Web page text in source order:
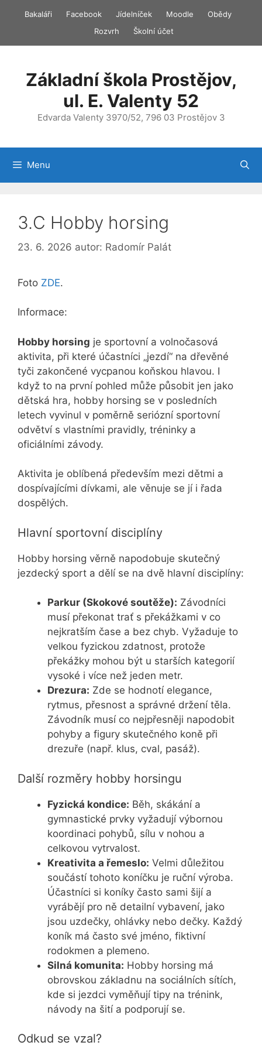
Bakaláři Facebook Jídelníček Moodle
Obědy
Rozvrh
Školní účet
Základní škola Prostějov,
ul. E. Valenty 52
Edvarda Valenty 3970/52, 796 03 Prostějov 3
Menu
3.C Hobby horsing
23. 6. 2026 autor: Radomír Palát
Foto ZDE.
Informace:
Hobby horsing je sportovní a volnočasová
aktivita, při které účastníci „jezdí“ na dřevěné
tyči zakončené vycpanou koňskou hlavou. I
když to na první pohled může působit jen jako
dětská hra, hobby horsing se v posledních
letech vyvinul v poměrně seriózní sportovní
odvětví s vlastními pravidly, tréninky a
oficiálními závody.
Aktivita je oblíbená především mezi dětmi a
dospívajícími dívkami, ale věnuje se jí i řada
dospělých.
Hlavní sportovní disciplíny
Hobby horsing věrně napodobuje skutečný
jezdecký sport a dělí se na dvě hlavní disciplíny:
Parkur (Skokové soutěže): Závodníci
musí překonat trať s překážkami v co
nejkratším čase a bez chyb. Vyžaduje to
velkou fyzickou zdatnost, protože
překážky mohou být u starších kategorií
vysoké i více než jeden metr.
Drezura: Zde se hodnotí elegance,
rytmus, přesnost a správné držení těla.
Závodník musí co nejpřesněji napodobit
pohyby a figury skutečného koně při
drezuře (např. klus, cval, pasáž).
Další rozměry hobby horsingu
Fyzická kondice: Běh, skákání a
gymnastické prvky vyžadují výbornou
koordinaci pohybů, sílu v nohou a
celkovou vytrvalost.
Kreativita a řemeslo: Velmi důležitou
součástí tohoto koníčku je ruční výroba.
Účastníci si koníky často sami šijí a
vyrábějí pro ně detailní vybavení, jako
jsou uzdečky, ohlávky nebo dečky. Každý
koník má často své jméno, fiktivní
rodokmen a plemeno.
Silná komunita: Hobby horsing má
obrovskou základnu na sociálních sítích,
kde si jezdci vyměňují tipy na trénink,
návody na šití a podporují se.
Odkud se vzal?